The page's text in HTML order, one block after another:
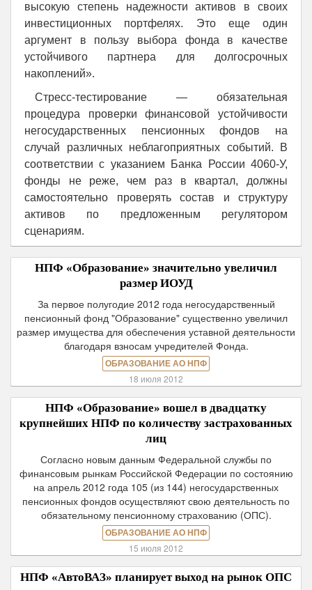
высокую степень надежности активов в своих
инвестиционных портфелях. Это еще один
аргумент в пользу выбора фонда в качестве
устойчивого партнера для долгосрочных
накоплений».
Стресс-тестирование — обязательная
процедура проверки финансовой устойчивости
негосударственных пенсионных фондов на
случай различных неблагоприятных событий. В
соответствии с указанием Банка России 4060-У,
фонды не реже, чем раз в квартал, должны
самостоятельно проверять состав и структуру
активов по предложенным регулятором
сценариям.
НПФ «Образование» значительно увеличил
размер ИОУД
За первое полугодие 2012 года негосударственный
пенсионный фонд "Образование" существенно увеличил
размер имущества для обеспечения уставной деятельности
благодаря взносам учредителей Фонда.
ОБРАЗОВАНИЕ АО НПФ
18 июля 2012
НПФ «Образование» вошел в двадцатку
крупнейших НПФ по количеству застрахованных
лиц
Согласно новым данным Федеральной службы по
финансовым рынкам Российской Федерации по состоянию
на апрель 2012 года 105 (из 144) негосударственных
пенсионных фондов осуществляют свою деятельность по
обязательному пенсионному страхованию (ОПС).
ОБРАЗОВАНИЕ АО НПФ
15 июля 2012
НПФ «АвтоВАЗ» планирует выход на рынок ОПС